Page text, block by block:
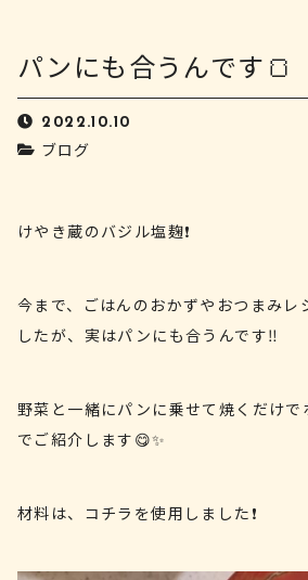
パンにも合うんです🍞
2022.10.10
ブログ
けやき蔵のバジル塩麹❗️
今まで、ごはんのおかずやおつまみレ
したが、実はパンにも合うんです‼️
野菜と一緒にパンに乗せて焼くだけで
でご紹介します😋✨
材料は、コチラを使用しました❗️